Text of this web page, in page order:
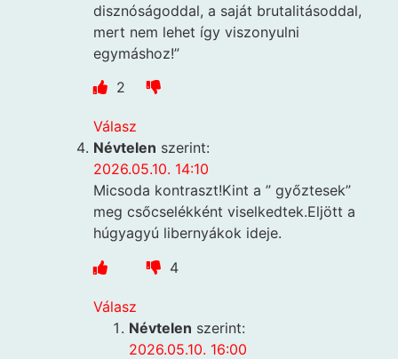
disznóságoddal, a saját brutalitásoddal,
mert nem lehet így viszonyulni
egymáshoz!”
2
Válasz
Névtelen szerint:
2026.05.10. 14:10
Micsoda kontraszt!Kint a ” győztesek”
meg csőcselékként viselkedtek.Eljött a
húgyagyú libernyákok ideje.
4
Válasz
Névtelen szerint:
2026.05.10. 16:00